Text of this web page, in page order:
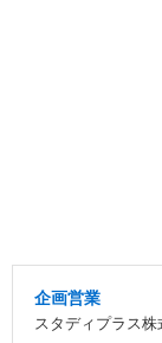
企画営業
スタディプラス株